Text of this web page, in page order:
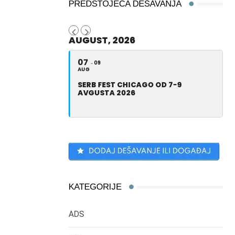
PREDSTOJEĆA DEŠAVANJA
AUGUST, 2026
07
AUG
09
SERB FEST CHICAGO OD 7-9
AVGUSTA 2026
KATEGORIJE
ADS